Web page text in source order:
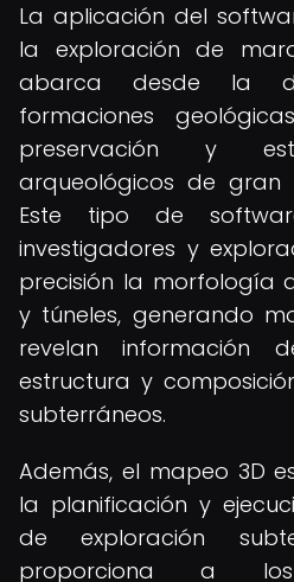
La aplicación del
la exploración de
abarca desde la
formaciones
preservación y
arqueológicos de gran
Este tipo de
investigadores y
precisión la morfología
y túneles, generando
revelan información
estructura y
subterráneos.
Además, el mapeo 3D
la planificación y
de exploración
proporciona a